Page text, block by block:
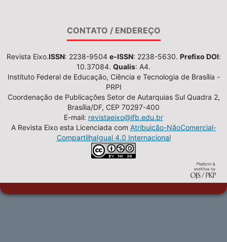
CONTATO / ENDEREÇO
Revista Eixo.ISSN: 2238-9504 e-ISSN: 2238-5630. Prefixo DOI:
10.37084. Qualis: A4.
Instituto Federal de Educação, Ciência e Tecnologia de Brasília -
PRPI
Coordenação de Publicações Setor de Autarquias Sul Quadra 2,
Brasília/DF, CEP 70297-400
E-mail: revistaeixo@ifb.edu.br
A Revista Eixo esta Licenciada com Atribuição-NãoComercial-
CompartilhaIgual 4.0 Internacional